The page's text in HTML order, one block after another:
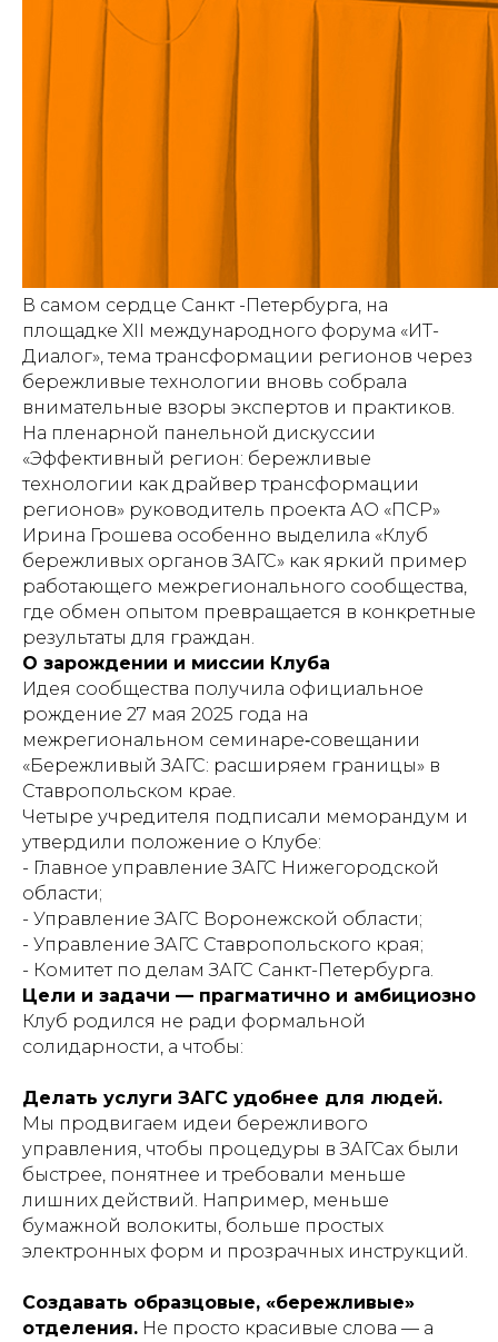
В самом сердце Санкт -Петербурга, на
площадке XII международного форума «ИТ-
Диалог», тема трансформации регионов через
бережливые технологии вновь собрала
внимательные взоры экспертов и практиков.
На пленарной панельной дискуссии
«Эффективный регион: бережливые
технологии как драйвер трансформации
регионов» руководитель проекта АО «ПСР»
Ирина Грошева особенно выделила «Клуб
бережливых органов ЗАГС» как яркий пример
работающего межрегионального сообщества,
где обмен опытом превращается в конкретные
результаты для граждан.
О зарождении и миссии Клуба
Идея сообщества получила официальное
рождение 27 мая 2025 года на
межрегиональном семинаре‑совещании
«Бережливый ЗАГС: расширяем границы» в
Ставропольском крае.
Четыре учредителя подписали меморандум и
утвердили положение о Клубе:
- Главное управление ЗАГС Нижегородской
области;
- Управление ЗАГС Воронежской области;
- Управление ЗАГС Ставропольского края;
- Комитет по делам ЗАГС Санкт-Петербурга.
Цели и задачи — прагматично и амбициозно
Клуб родился не ради формальной
солидарности, а чтобы:
Делать услуги ЗАГС удобнее для людей.
Мы продвигаем идеи бережливого
управления, чтобы процедуры в ЗАГСах были
быстрее, понятнее и требовали меньше
лишних действий. Например, меньше
бумажной волокиты, больше простых
электронных форм и прозрачных инструкций.
Создавать образцовые, «бережливые»
отделения. Не просто красивые слова — а